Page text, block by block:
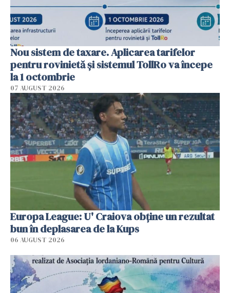
Nou sistem de taxare. Aplicarea tarifelor
pentru rovinietă şi sistemul TollRo va începe
la 1 octombrie
07 AUGUST 2026
Europa League: U' Craiova obține un rezultat
bun în deplasarea de la Kups
06 AUGUST 2026